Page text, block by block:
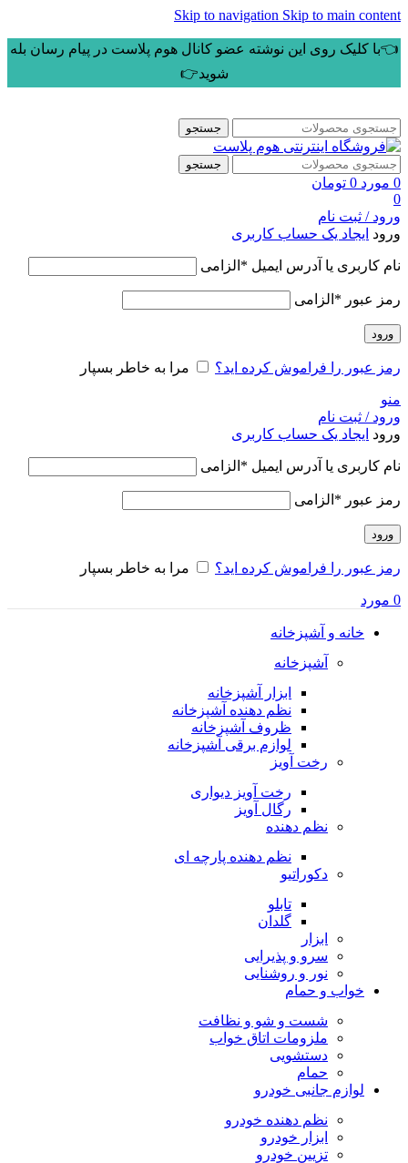
Skip to navigation Skip to main content
👈با کلیک روی این نوشته عضو کانال هوم پلاست در پیام رسان بله
شوید👉
جستجو
جستجو
0 مورد 0 تومان
0
ورود / ثبت نام
ورود ایجاد یک حساب کاربری
نام کاربری یا آدرس ایمیل * الزامی
رمز عبور * الزامی
ورود
رمز عبور را فراموش کرده اید؟ مرا به خاطر بسپار
منو
ورود / ثبت نام
ورود ایجاد یک حساب کاربری
نام کاربری یا آدرس ایمیل * الزامی
رمز عبور * الزامی
ورود
رمز عبور را فراموش کرده اید؟ مرا به خاطر بسپار
0 مورد
خانه و آشپزخانه
آشپزخانه
ابزار آشپزخانه
نظم دهنده آشپزخانه
ظروف آشپزخانه
لوازم برقی آشپزخانه
رخت آویز
رخت آویز دیواری
رگال آویز
نظم دهنده
نظم دهنده پارچه ای
دکوراتیو
تابلو
گلدان
ابزار
سرو و پذیرایی
نور و روشنایی
خواب و حمام
شست و شو و نظافت
ملزومات اتاق خواب
دستشویی
حمام
لوازم جانبی خودرو
نظم دهنده خودرو
ابزار خودرو
تزیین خودرو